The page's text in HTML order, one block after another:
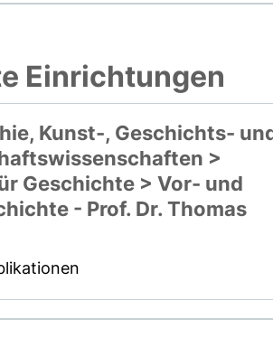
Einrichtungen
Kunst-, Geschichts-
>
Geschichte > Vor- und
- Prof. Dr. Thomas